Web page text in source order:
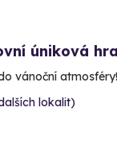
úniková hra
vánoční atmosféry!
lokalit)